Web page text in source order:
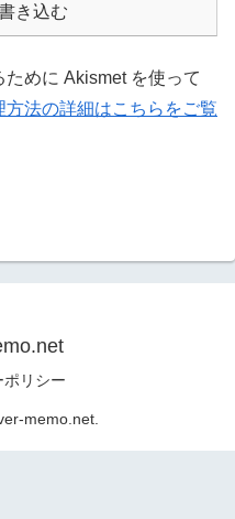
き込む
めに Akismet を使って
方法の詳細はこちらをご覧
ポリシー
memo.net.